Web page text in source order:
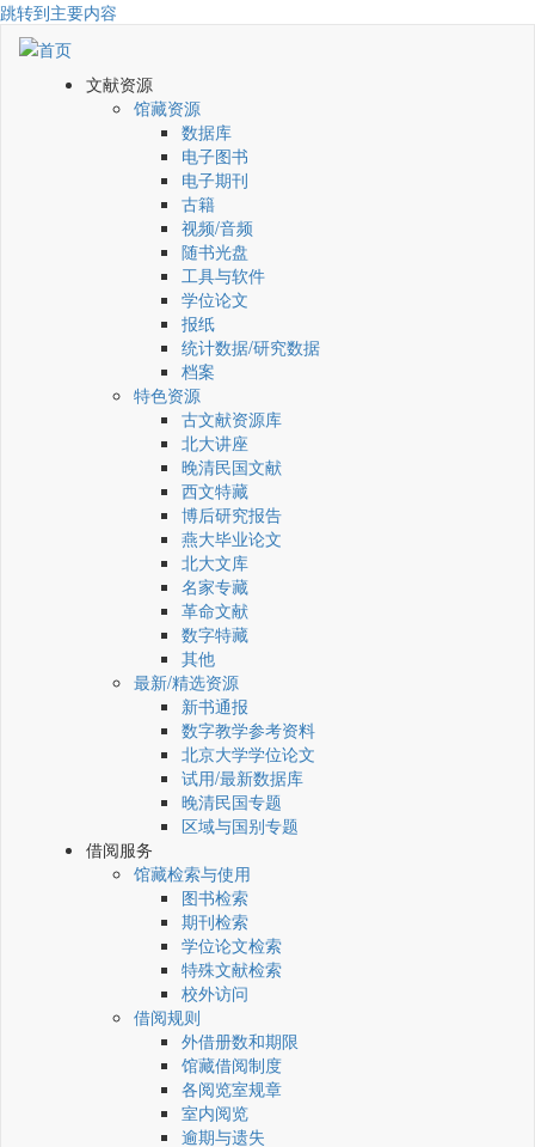
跳转到主要内容
文献资源
馆藏资源
数据库
电子图书
电子期刊
古籍
视频/音频
随书光盘
工具与软件
学位论文
报纸
统计数据/研究数据
档案
特色资源
古文献资源库
北大讲座
晚清民国文献
西文特藏
博后研究报告
燕大毕业论文
北大文库
名家专藏
革命文献
数字特藏
其他
最新/精选资源
新书通报
数字教学参考资料
北京大学学位论文
试用/最新数据库
晚清民国专题
区域与国别专题
借阅服务
馆藏检索与使用
图书检索
期刊检索
学位论文检索
特殊文献检索
校外访问
借阅规则
外借册数和期限
馆藏借阅制度
各阅览室规章
室内阅览
逾期与遗失